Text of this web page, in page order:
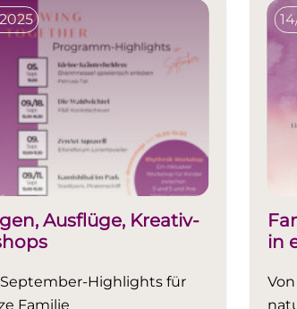
Ausflüge, Kreativ-
Highlights für
Familie
in